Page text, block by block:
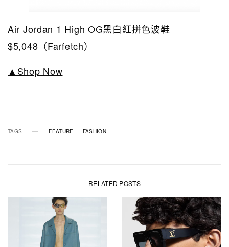
Air Jordan 1 High OG黑白紅拼色波鞋
$5,048（Farfetch）
▲Shop Now
TAGS FEATURE FASHION
RELATED POSTS